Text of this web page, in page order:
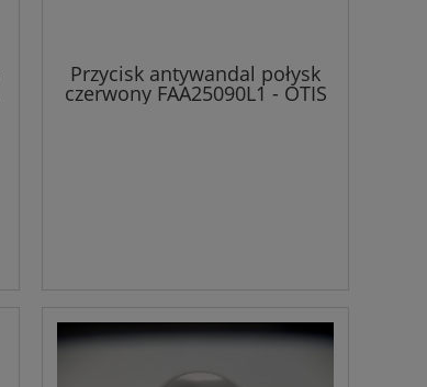
Przycisk antywandal połysk
czerwony FAA25090L1 - OTIS